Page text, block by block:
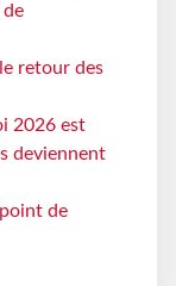
de
retour des
2026 est
deviennent
de